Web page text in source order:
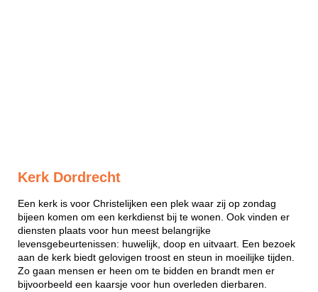
Kerk Dordrecht
Een kerk is voor Christelijken een plek waar zij op zondag
bijeen komen om een kerkdienst bij te wonen. Ook vinden er
diensten plaats voor hun meest belangrijke
levensgebeurtenissen: huwelijk, doop en uitvaart. Een bezoek
aan de kerk biedt gelovigen troost en steun in moeilijke tijden.
Zo gaan mensen er heen om te bidden en brandt men er
bijvoorbeeld een kaarsje voor hun overleden dierbaren.